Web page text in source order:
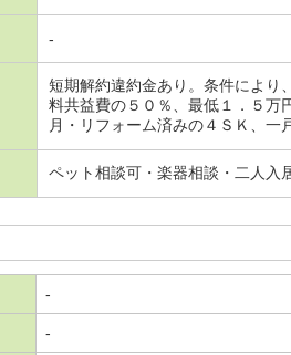
-
短期解約違約金あり。条件によ
料共益費の５０％、最低１．５万
月・リフォーム済みの４ＳＫ、一
ペット相談可・楽器相談・二人入
-
-